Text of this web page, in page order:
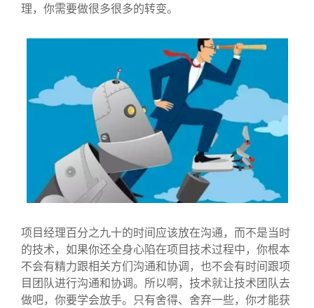
理，你需要做很多很多的转变。
项目经理百分之九十的时间应该放在沟通，而不是当时
的技术，如果你还全身心陷在项目技术过程中，你根本
不会有精力跟相关方们沟通和协调，也不会有时间跟项
目团队进行沟通和协调。所以啊，技术就让技术团队去
做吧，你要学会放手。只有舍得、舍弃一些，你才能获